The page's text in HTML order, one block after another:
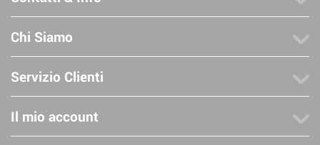
Chi Siamo
Servizio Clienti
Il mio account